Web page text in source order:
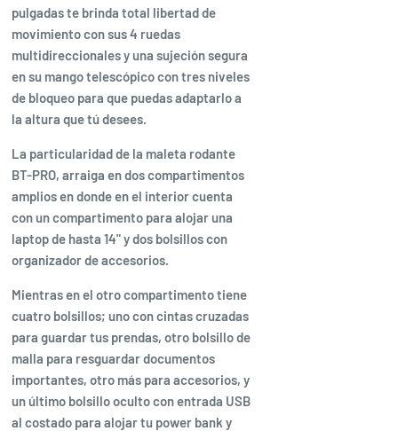
pulgadas te brinda total libertad de
movimiento con sus 4 ruedas
multidireccionales y una sujeción segura
en su mango telescópico con tres niveles
de bloqueo para que puedas adaptarlo a
la altura que tú desees.
La particularidad de la maleta rodante
BT-PRO, arraiga en dos compartimentos
amplios en donde en el interior cuenta
con un compartimento para alojar una
laptop de hasta 14" y dos bolsillos con
organizador de accesorios.
Mientras en el otro compartimento tiene
cuatro bolsillos; uno con cintas cruzadas
para guardar tus prendas, otro bolsillo de
malla para resguardar documentos
importantes, otro más para accesorios, y
un último bolsillo oculto con entrada USB
al costado para alojar tu power bank y